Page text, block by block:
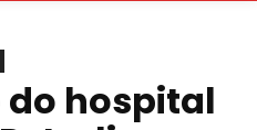
hospital